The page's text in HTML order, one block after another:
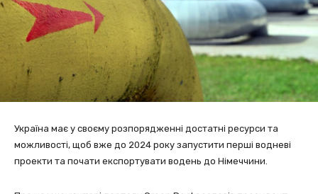
Україна має у своєму розпорядженні достатні ресурси та
можливості, щоб вже до 2024 року запустити перші водневі
проекти та почати експортувати водень до Німеччини.